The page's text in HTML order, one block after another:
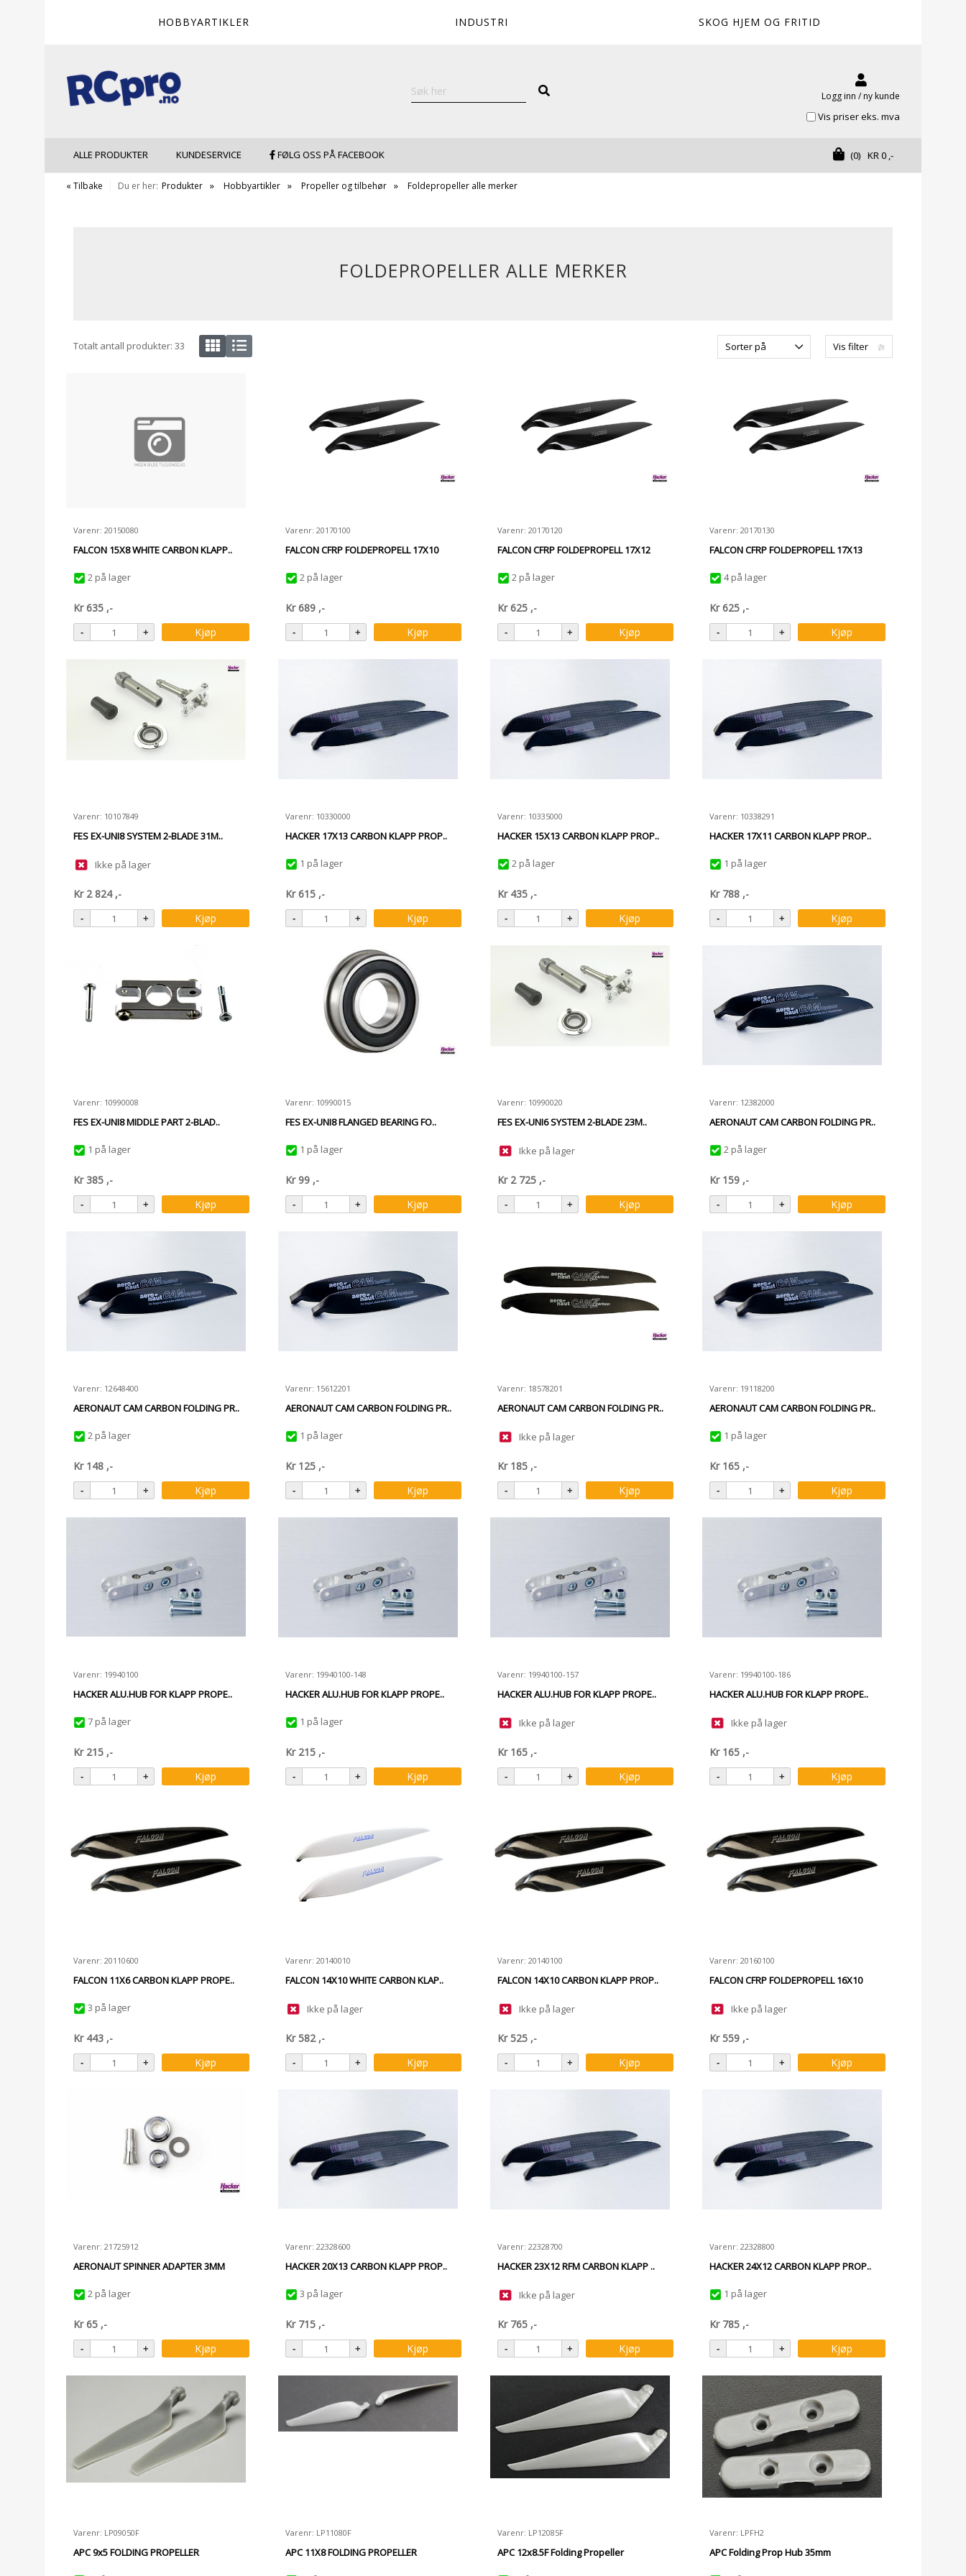
HOBBYARTIKLER INDUSTRI SKOG HJEM OG FRITID
Logg inn / ny kunde
Vis priser eks. mva
ALLE PRODUKTER KUNDESERVICE FØLG OSS PÅ FACEBOOK KR0,-
(0)
« Tilbake Du er her: Produkter Hobbyartikler Propeller og tilbehør Foldepropeller alle merker
FOLDEPROPELLER ALLE MERKER
Totalt antall produkter: 33 Vis filter
Sorter på
Varenr: 20150080
FALCON 15X8 WHITE CARBON KLAPP..
2 på lager
Kr635 ,-
Kjøp
Varenr: 20170100
FALCON CFRP FOLDEPROPELL 17X10
2 på lager
Kr689 ,-
Kjøp
Varenr: 20170120
FALCON CFRP FOLDEPROPELL 17X12
2 på lager
Kr625 ,-
Kjøp
Varenr: 20170130
FALCON CFRP FOLDEPROPELL 17X13
4 på lager
Kr625 ,-
Kjøp
Varenr: 10107849
FES EX-UNI8 SYSTEM 2-BLADE 31M..
Ikke på lager
Kr 2 824 ,-
Kjøp
Varenr: 10330000
HACKER 17X13 CARBON KLAPP PROP..
1 på lager
Kr615 ,-
Kjøp
Varenr: 10335000
HACKER 15X13 CARBON KLAPP PROP..
2 på lager
Kr 435 ,-
Kjøp
Varenr: 10338291
HACKER 17X11 CARBON KLAPP PROP..
1 på lager
Kr 788 ,-
Kjøp
Varenr: 10990008
FES EX-UNI8 MIDDLE PART 2-BLAD..
1 på lager
Kr385 ,-
Kjøp
Varenr: 10990015
FES EX-UNI8 FLANGED BEARING FO..
1 på lager
Kr 99 ,-
Kjøp
Varenr: 10990020
FES EX-UNI6 SYSTEM 2-BLADE 23M..
Ikke på lager
Kr 2 725 ,-
Kjøp
Varenr: 12382000
AERONAUT CAM CARBON FOLDING PR..
2 på lager
Kr 159 ,-
Kjøp
Varenr: 12648400
AERONAUT CAM CARBON FOLDING PR..
2 på lager
Kr 148 ,-
Kjøp
Varenr: 15612201
AERONAUT CAM CARBON FOLDING PR..
1 på lager
Kr 125 ,-
Kjøp
Varenr: 18578201
AERONAUT CAM CARBON FOLDING PR..
Ikke på lager
Kr 185 ,-
Kjøp
Varenr: 19118200
AERONAUT CAM CARBON FOLDING PR..
1 på lager
Kr 165 ,-
Kjøp
Varenr: 19940100
HACKER ALU.HUB FOR KLAPP PROPE..
7 på lager
Kr 215 ,-
Kjøp
Varenr: 19940100-148
HACKER ALU.HUB FOR KLAPP PROPE..
1 på lager
Kr 215 ,-
Kjøp
Varenr: 19940100-157
HACKER ALU.HUB FOR KLAPP PROPE..
Ikke på lager
Kr 165 ,-
Kjøp
Varenr: 19940100-186
HACKER ALU.HUB FOR KLAPP PROPE..
Ikke på lager
Kr 165 ,-
Kjøp
Varenr: 20110600
FALCON 11X6 CARBON KLAPP PROPE..
3 på lager
Kr 443 ,-
Kjøp
Varenr: 20140010
FALCON 14X10 WHITE CARBON KLAP..
Ikke på lager
Kr582 ,-
Kjøp
Varenr: 20140100
FALCON 14X10 CARBON KLAPP PROP..
Ikke på lager
Kr525 ,-
Kjøp
Varenr: 20160100
FALCON CFRP FOLDEPROPELL 16X10
Ikke på lager
Kr559 ,-
Kjøp
Varenr: 21725912
AERONAUT SPINNER ADAPTER 3MM
2 på lager
Kr65 ,-
Kjøp
Varenr: 22328600
HACKER 20X13 CARBON KLAPP PROP..
3 på lager
Kr 715 ,-
Kjøp
Varenr: 22328700
HACKER 23X12 RFM CARBON KLAPP ..
Ikke på lager
Kr 765 ,-
Kjøp
Varenr: 22328800
HACKER 24X12 CARBON KLAPP PROP..
1 på lager
Kr 785 ,-
Kjøp
Varenr: LP09050F
APC 9x5 FOLDING PROPELLER
Varenr: LP11080F
APC 11X8 FOLDING PROPELLER
Varenr: LP12085F
APC 12x8.5F Folding Propeller
Varenr: LPFH2
APC Folding Prop Hub 35mm